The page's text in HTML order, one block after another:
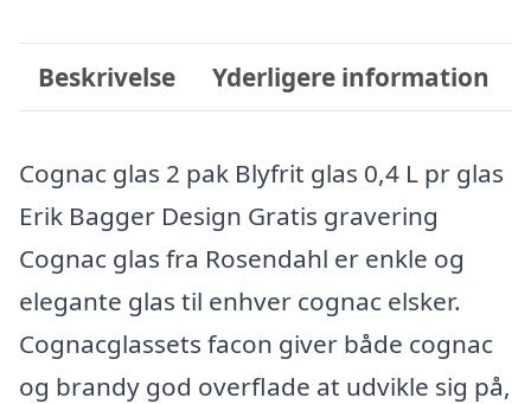
Beskrivelse Yderligere information
Cognac glas 2 pak Blyfrit glas 0,4 L pr glas
Erik Bagger Design Gratis gravering
Cognac glas fra Rosendahl er enkle og
elegante glas til enhver cognac elsker.
Cognacglassets facon giver både cognac
og brandy god overflade at udvikle sig på,